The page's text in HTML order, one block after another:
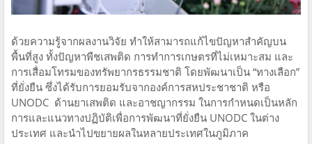
ด้วยความรู้จากผลงานวิจัย ทำให้สามารถแก้ไขปัญหาสำคัญบน
พื้นที่สูง ทั้งปัญหาพืชเสพติด การทำการเกษตรที่ไม่เหมาะสม และ
การเสื่อมโทรมของทรัพยากรธรรมชาติ โดยพัฒนาเป็น “ทางเลือก”
ที่ยั่งยืน ซึ่งได้รับการยอมรับจากองค์การสหประชาชาติ หรือ
UNODC ด้านยาเสพติด และอาชญากรรม ในการกำหนดเป็นหลัก
การและแนวทางปฏิบัติเพื่อการพัฒนาที่ยั่งยืน UNODC ในต่าง
ประเทศ และนำไปขยายผลในหลายประเทศในภูมิภาค